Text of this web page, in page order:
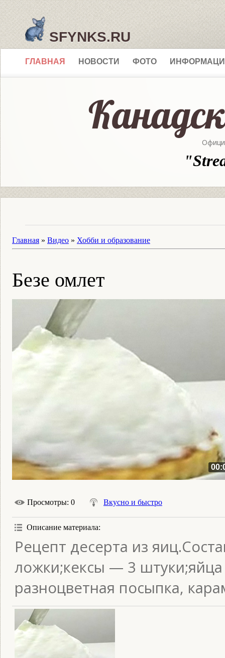
SFYNKS.RU
ГЛАВНАЯ НОВОСТИ ФОТО
Главная » Видео » Хобби и образование
Безе омлет
Просмотры: 0 Вкусно и быстро
Описание материала:
Рецепт десерта из
ложки;кексы — 3
разноцветная посыпка,